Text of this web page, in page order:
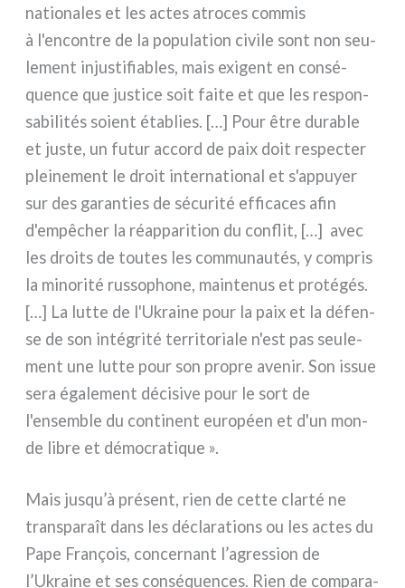
natio­na­les et les actes atro­ces com­mis
à l'encontre de la popu­la­tion civi­le sont non seu­
le­ment inju­sti­fia­bles, mais exi­gent en con­sé­
quen­ce que justi­ce soit fai­te et que les respon­
sa­bi­li­tés soient éta­blies. […] Pour être dura­ble
et juste, un futur accord de paix doit respec­ter
plei­ne­ment le droit inter­na­tio­nal et s'appuyer
sur des garan­ties de sécu­ri­té effi­ca­ces afin
d'empêcher la réap­pa­ri­tion du con­flit, […] avec
les droi­ts de tou­tes les com­mu­nau­tés, y com­pris
la mino­ri­té rus­so­pho­ne, main­te­nus et pro­té­gés.
[…] La lut­te de l'Ukraine pour la paix et la défen­
se de son inté­gri­té ter­ri­to­ria­le n'est pas seu­le­
ment une lut­te pour son pro­pre ave­nir. Son issue
sera éga­le­ment déci­si­ve pour le sort de
l'ensemble du con­ti­nent euro­péen et d'un mon­
de libre et démo­cra­ti­que ».
Mais jusqu’à pré­sent, rien de cet­te clar­té ne
trans­pa­raît dans les décla­ra­tions ou les actes du
Pape François, con­cer­nant l’agression de
l’Ukraine et ses con­sé­quen­ces. Rien de com­pa­ra­